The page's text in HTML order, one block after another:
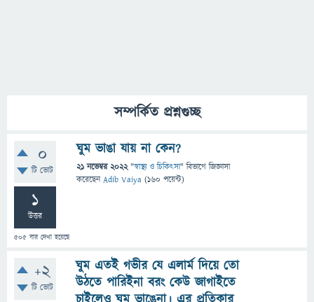
সম্পর্কিত প্রশ্নগুচ্ছ
0
টি ভোট
1
উত্তর
505 বার দেখা হয়েছে
ঘুম ভাঙা যায় না কেন?
21 নভেম্বর 2022 "স্বাস্থ্য ও চিকিৎসা" বিভাগে জিজ্ঞাসা
করেছেনAdib Vaiya (160 পয়েন্ট)
+2
টি ভোট
ঘুম এতই গভীর যে এলার্ম দিয়ে তো
উঠতে পারিইনা বরং কেউ জাগাইতে